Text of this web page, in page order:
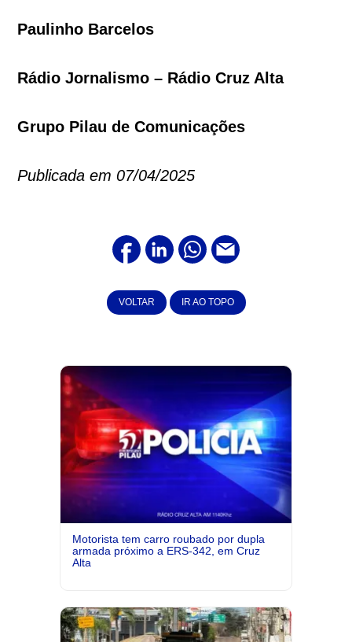
Paulinho Barcelos
Rádio Jornalismo – Rádio Cruz Alta
Grupo Pilau de Comunicações
Publicada em 07/04/2025
VOLTAR IR AO TOPO
Motorista tem carro roubado por dupla
armada próximo a ERS-342, em Cruz
Alta